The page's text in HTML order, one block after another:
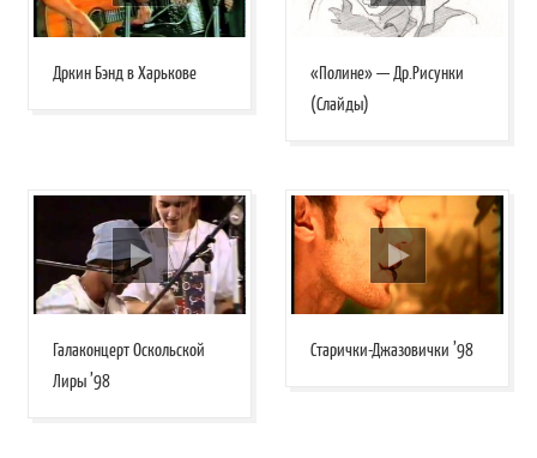
Дркин Бэнд в Харькове
«Полине» — Др.Рисунки
(Слайды)
Галаконцерт Оскольской
Лиры ’98
Старички-Джазовички ’98